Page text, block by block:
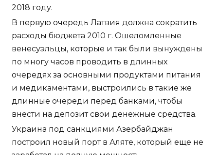
2018 году.
В первую очередь Латвия должна сократить
расходы бюджета 2010 г. Ошеломленные
венесуэльцы, которые и так были вынуждены
по многу часов проводить в длинных
очередях за основными продуктами питания
и медикаментами, выстроились в такие же
длинные очереди перед банками, чтобы
внести на депозит свои денежные средства.
Украина под санкциями Азербайджан
построил новый порт в Аляте, который еще не